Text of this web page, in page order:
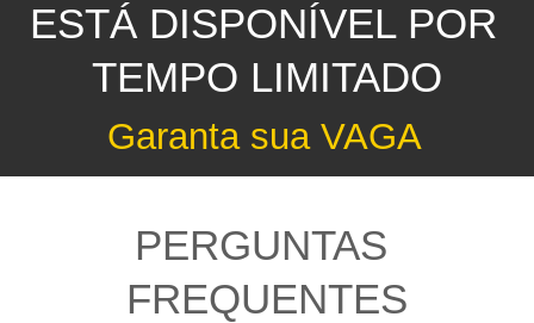
ESTÁ DISPONÍVEL POR
TEMPO LIMITADO
Garanta sua VAGA
PERGUNTAS
FREQUENTES